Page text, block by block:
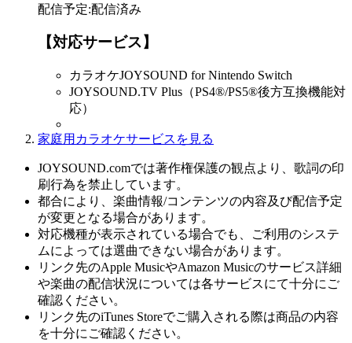
配信予定:配信済み
【対応サービス】
カラオケJOYSOUND for Nintendo Switch
JOYSOUND.TV Plus（PS4®/PS5®後方互換機能対
応）
家庭用カラオケサービスを見る
JOYSOUND.comでは著作権保護の観点より、歌詞の印
刷行為を禁止しています。
都合により、楽曲情報/コンテンツの内容及び配信予定
が変更となる場合があります。
対応機種が表示されている場合でも、ご利用のシステ
ムによっては選曲できない場合があります。
リンク先のApple MusicやAmazon Musicのサービス詳細
や楽曲の配信状況については各サービスにて十分にご
確認ください。
リンク先のiTunes Storeでご購入される際は商品の内容
を十分にご確認ください。